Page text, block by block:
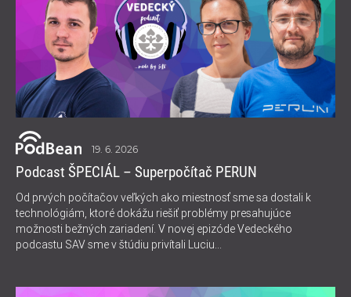
19. 6. 2026
Podcast ŠPECIÁL – Superpočítač PERUN
Od prvých počítačov veľkých ako miestnosť sme sa dostali k
technológiám, ktoré dokážu riešiť problémy presahujúce
možnosti bežných zariadení. V novej epizóde Vedeckého
podcastu SAV sme v štúdiu privítali Luciu...